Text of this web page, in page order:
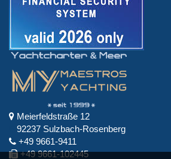
Meierfeldstraße 12
92237 Sulzbach-Rosenberg
+49 9661-9411
+49 9661-102445